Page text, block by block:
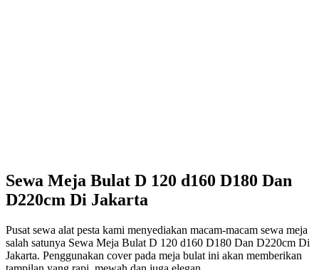
Sewa Meja Bulat D 120 d160 D180 Dan
D220cm Di Jakarta
Pusat sewa alat pesta kami menyediakan macam-macam sewa meja
salah satunya Sewa Meja Bulat D 120 d160 D180 Dan D220cm Di
Jakarta. Penggunakan cover pada meja bulat ini akan memberikan